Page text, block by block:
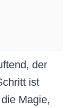
der
ist
Magie,